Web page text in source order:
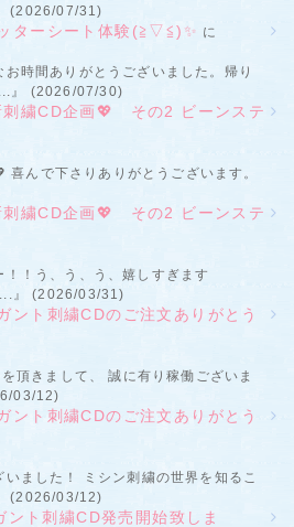
(2026/07/31)
ターシート体験(≧▽≦)✨ に
時間ありがとうございました。帰り
』 (2026/07/30)
刺繍CD企画💖 その2 ビーンステ
んで下さりありがとうございます。
刺繍CD企画💖 その2 ビーンステ
！う、う、う、嬉しすぎます
』 (2026/03/31)
ト刺繍CDのご注文ありがとう
頂きまして、 誠に有り稼働ございま
03/12)
ト刺繍CDのご注文ありがとう
ました！ ミシン刺繍の世界を知るこ
(2026/03/12)
ト刺繍CD発売開始致しま